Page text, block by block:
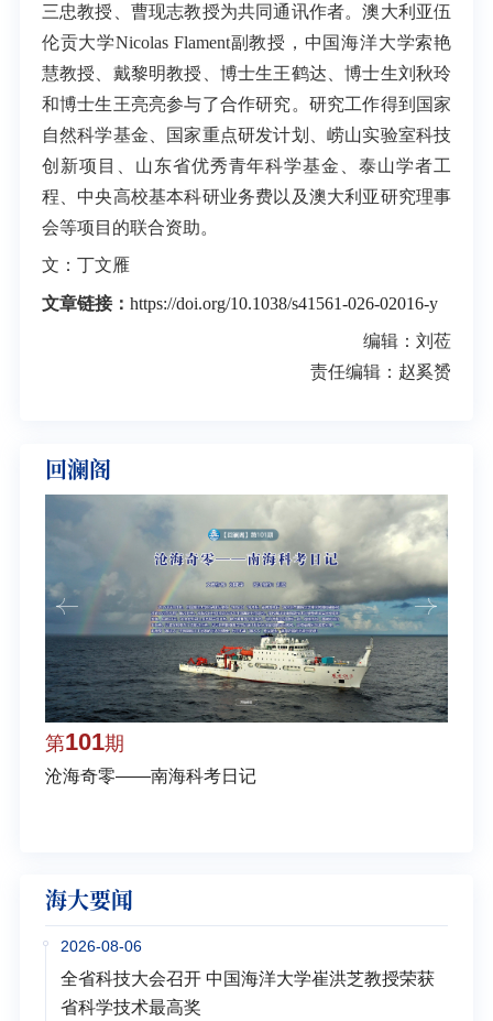
三忠教授、曹现志教授为共同通讯作者。澳大利亚伍
伦贡大学Nicolas Flament副教授，中国海洋大学索艳
慧教授、戴黎明教授、博士生王鹤达、博士生刘秋玲
和博士生王亮亮参与了合作研究。研究工作得到国家
自然科学基金、国家重点研发计划、崂山实验室科技
创新项目、山东省优秀青年科学基金、泰山学者工
程、中央高校基本科研业务费以及澳大利亚研究理事
会等项目的联合资助。
文：丁文雁
文章链接： https://doi.org/10.1038/s41561-026-02016-y
编辑：刘莅
责任编辑：赵奚赟
回澜阁
第101期
沧海奇零——南海科考日记
海大要闻
2026-08-06
全省科技大会召开 中国海洋大学崔洪芝教授荣获
省科学技术最高奖